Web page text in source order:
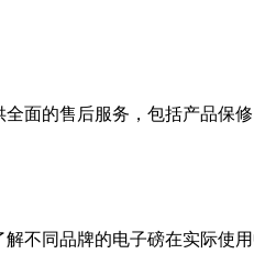
的售后服务，包括产品保
不同品牌的电子磅在实际使